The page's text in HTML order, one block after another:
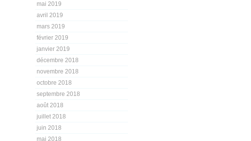
mai 2019
avril 2019
mars 2019
février 2019
janvier 2019
décembre 2018
novembre 2018
octobre 2018
septembre 2018
août 2018
juillet 2018
juin 2018
mai 2018